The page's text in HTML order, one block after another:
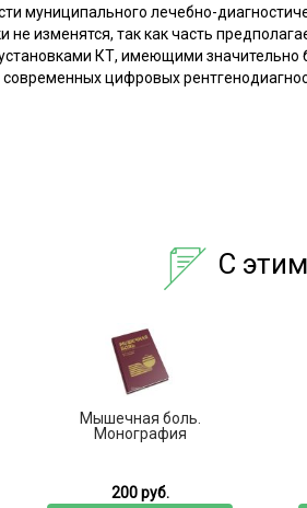
муниципального лечебно-
не изменятся, так как часть
КТ, имеющими значительно
современных цифровых
С
Мышечная боль.
Монография
200 руб.